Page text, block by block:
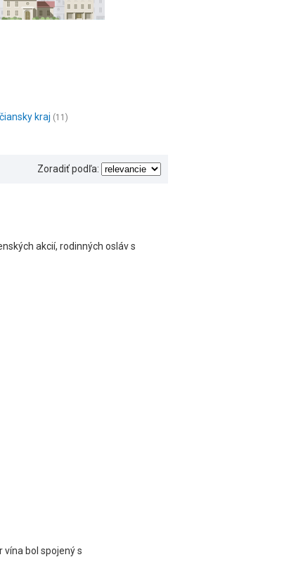
kraj (11)
Zoradiť podľa:
akcií, rodinných osláv s
vína bol spojený s